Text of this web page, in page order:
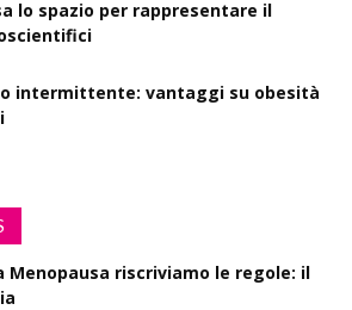
lo spazio per rappresentare il
intermittente: vantaggi su obesità
Menopausa riscriviamo le regole: il